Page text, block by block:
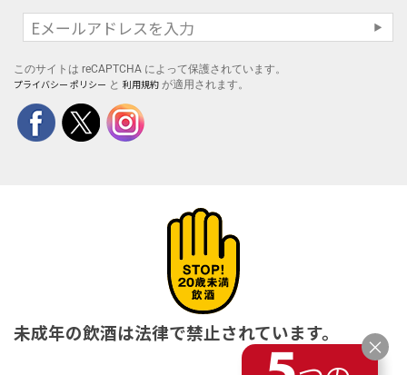
このサイトは reCAPTCHA によって保護されています。
プライバシー ポリシー と 利用規約 が適用されます。
未成年の飲酒は法律で禁止されています。
×